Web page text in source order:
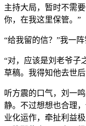
主持大局，暂时不需
你，在我这里保管。”
“给我留的信？”我一阵
“对，应该是刘老爷子
草稿。我得知他去世
听方震的口气，刘一
静。不过想想也合理
业化运作，牵扯利益